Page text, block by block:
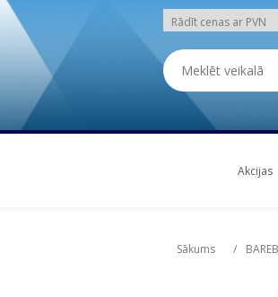
Akcijas
Sākums /